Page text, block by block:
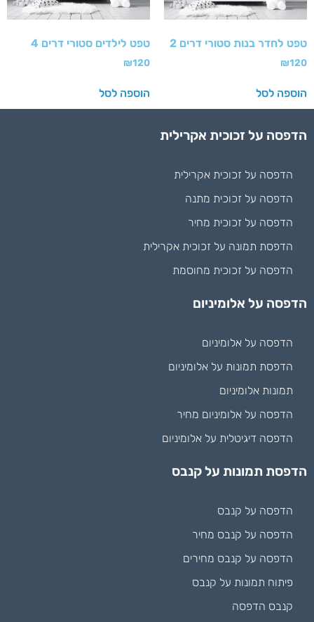
טפט לחדר בנות סטורי דרים 2
₪120
הוספה לסל
טפט לילדים סטורי דרים 4
₪120
הוספה לסל
הדפסה על זכוכית אקרילית
הדפסה על זכוכית אקרילית
הדפסה על זכוכית מתנה
הדפסה על זכוכית מחיר
הדפסת תמונה על זכוכית אקרילית
הדפסה על זכוכית מחוסמת
הדפסה על אלומיניום
הדפסה על אלומיניום
הדפסת תמונות על אלומיניום
תמונות אלומיניום
הדפסה על אלומיניום מחיר
הדפסה דיגיטלית על אלומיניום
הדפסת תמונות על קנבס
הדפסה על קנבס
הדפסה על קנבס מחיר
הדפסה על קנבס מחירים
פיתוח תמונות על קנבס
קנבס הדפסה